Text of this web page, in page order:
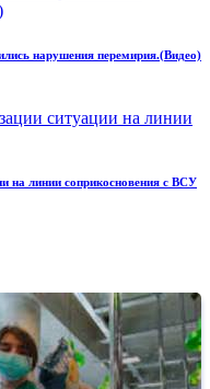
нарушения перемирия.(Видео)
на линии соприкосновения с ВСУ